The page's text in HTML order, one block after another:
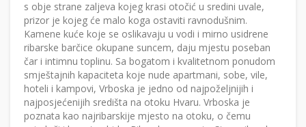
s obje strane zaljeva kojeg krasi otočić u sredini uvale,
prizor je kojeg će malo koga ostaviti ravnodušnim.
Kamene kuće koje se oslikavaju u vodi i mirno usidrene
ribarske barčice okupane suncem, daju mjestu poseban
čar i intimnu toplinu. Sa bogatom i kvalitetnom ponudom
smještajnih kapaciteta koje nude apartmani, sobe, vile,
hoteli i kampovi, Vrboska je jedno od najpoželjnijih i
najposjećenijih središta na otoku Hvaru. Vrboska je
poznata kao najribarskije mjesto na otoku, o čemu